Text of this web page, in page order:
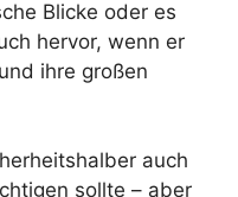
Blicke oder es
hervor, wenn er
ihre großen
auch
sollte – aber